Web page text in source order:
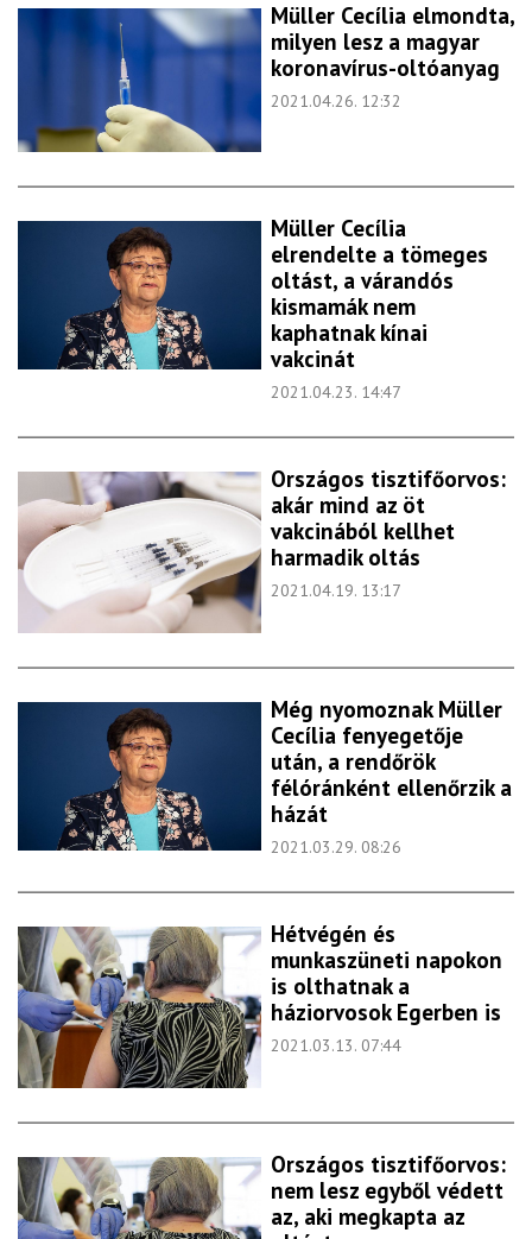
Müller Cecília elmondta,
milyen lesz a magyar
koronavírus-oltóanyag
2021.04.26. 12:32
Müller Cecília
elrendelte a tömeges
oltást, a várandós
kismamák nem
kaphatnak kínai
vakcinát
2021.04.23. 14:47
Országos tisztifőorvos:
akár mind az öt
vakcinából kellhet
harmadik oltás
2021.04.19. 13:17
Még nyomoznak Müller
Cecília fenyegetője
után, a rendőrök
félóránként ellenőrzik a
házát
2021.03.29. 08:26
Hétvégén és
munkaszüneti napokon
is olthatnak a
háziorvosok Egerben is
2021.03.13. 07:44
Országos tisztifőorvos:
nem lesz egyből védett
az, aki megkapta az